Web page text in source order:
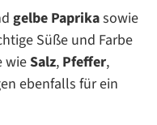
gelbe Paprikasowie
Süße und Farbe
wieSalz, Pfeffer,
ebenfalls für ein